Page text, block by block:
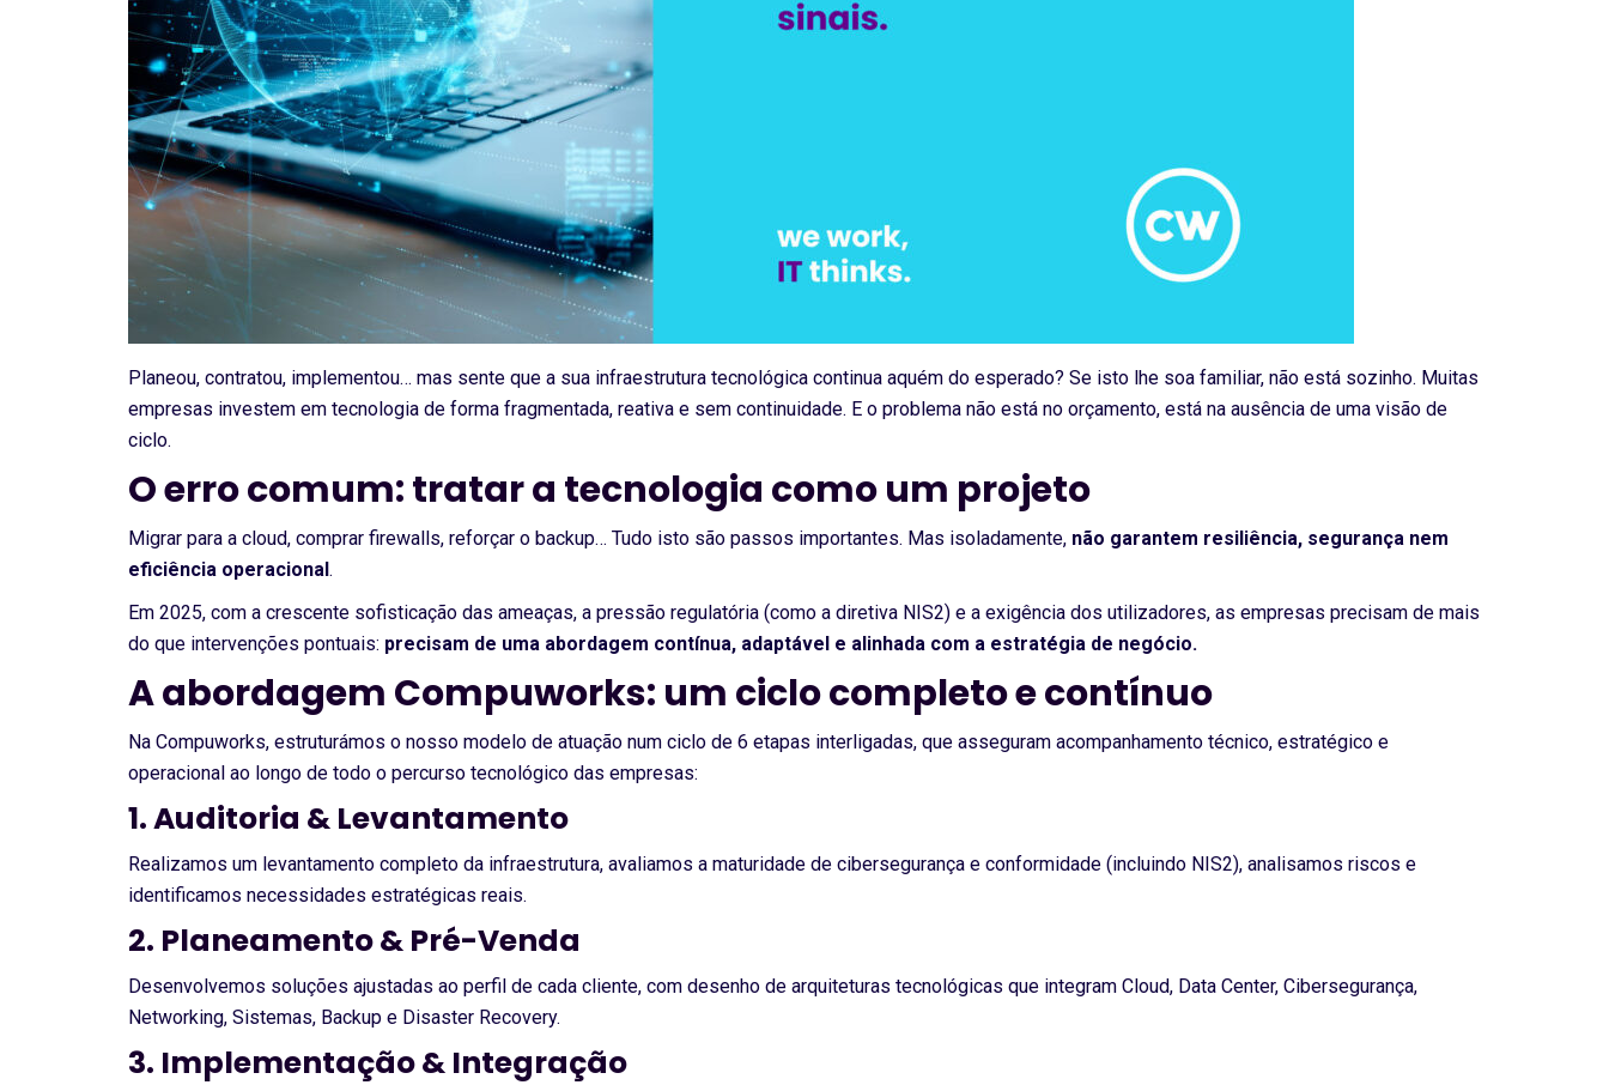
Planeou, contratou, implementou… mas sente que a sua infraestrutura tecnológica continua aquém do esperado? Se isto lhe soa familiar, não está sozinho. Muitas
empresas investem em tecnologia de forma fragmentada, reativa e sem continuidade. E o problema não está no orçamento, está na ausência de uma visão de
ciclo.
O erro comum: tratar a tecnologia como um projeto
Migrar para a cloud, comprar firewalls, reforçar o backup… Tudo isto são passos importantes. Mas isoladamente, não garantem resiliência, segurança nem
eficiência operacional.
Em 2025, com a crescente sofisticação das ameaças, a pressão regulatória (como a diretiva NIS2) e a exigência dos utilizadores, as empresas precisam de mais
do que intervenções pontuais: precisam de uma abordagem contínua, adaptável e alinhada com a estratégia de negócio.
A abordagem Compuworks: um ciclo completo e contínuo
Na Compuworks, estruturámos o nosso modelo de atuação num ciclo de 6 etapas interligadas, que asseguram acompanhamento técnico, estratégico e
operacional ao longo de todo o percurso tecnológico das empresas:
1. Auditoria & Levantamento
Realizamos um levantamento completo da infraestrutura, avaliamos a maturidade de cibersegurança e conformidade (incluindo NIS2), analisamos riscos e
identificamos necessidades estratégicas reais.
2. Planeamento & Pré-Venda
Desenvolvemos soluções ajustadas ao perfil de cada cliente, com desenho de arquiteturas tecnológicas que integram Cloud, Data Center, Cibersegurança,
Networking, Sistemas, Backup e Disaster Recovery.
3. Implementação & Integração